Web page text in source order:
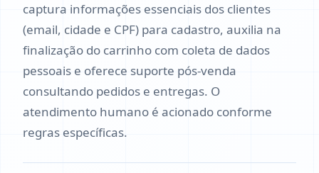
captura informações essenciais dos clientes
(email, cidade e CPF) para cadastro, auxilia na
finalização do carrinho com coleta de dados
pessoais e oferece suporte pós-venda
consultando pedidos e entregas. O
atendimento humano é acionado conforme
regras específicas.